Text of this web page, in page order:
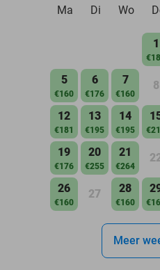
Ma
Di Wo
1
5
€160
6
€176
7
€160
8
12
€181
13
€195
14
€195
19
€176
20
€255
21
€264
26
€160
27 28
€160
Meer